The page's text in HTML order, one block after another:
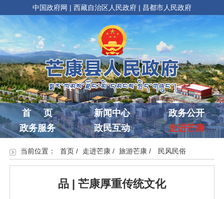
中国政府网 | 西藏自治区人民政府 | 昌都市人民政府
首 页 新闻中心
政务公开
政务服务
政民互动 走进芒康
当前位置： 首页/ 走进芒康/ 旅游芒康/ 民风民俗
品 | 芒康厚重传统文化